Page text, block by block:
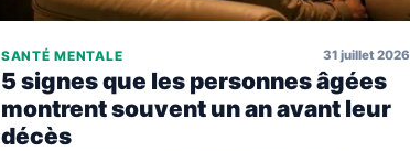
SANTÉ MENTALE 31 juillet 2026
5 signes que les personnes âgées
montrent souvent un an avant leur
décès